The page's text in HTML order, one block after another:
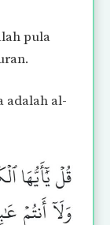
pula
adalah al-